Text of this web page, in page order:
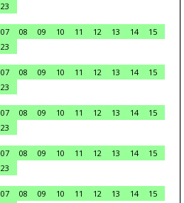
23
07 08 09 10 11 12 13 14
15
23
07 08 09 10 11 12 13 14
15
23
07 08 09 10 11 12 13 14
15
23
07 08 09 10 11 12 13 14
15
23
07 08 09 10 11 12 13 14 15